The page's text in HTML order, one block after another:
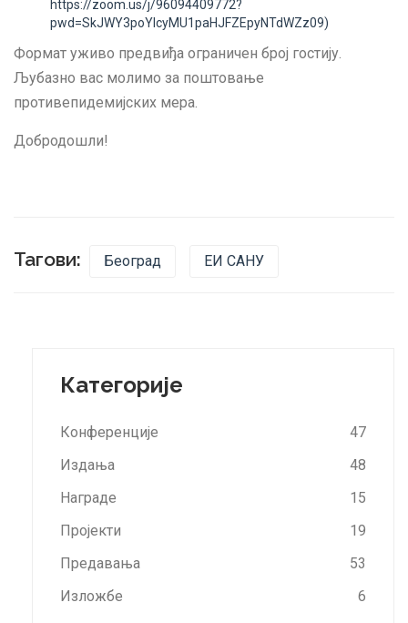
https://zoom.us/j/96094409772?
pwd=SkJWY3poYlcyMU1paHJFZEpyNTdWZz09)
Формат уживо предвиђа ограничен број гостију.
Љубазно вас молимо за поштовање
противепидемијских мера.
Добродошли!
Тагови: Београд ЕИ САНУ
Категорије
Конференције
47
Издања
48
Награде
15
Пројекти
19
Предавања
53
Изложбе
6